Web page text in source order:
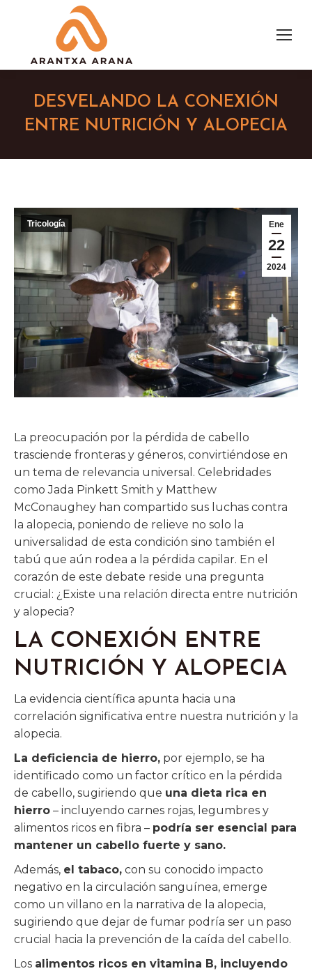
DESVELANDO LA CONEXIÓN
ENTRE NUTRICIÓN Y ALOPECIA
Ene
22
2024
Tricología
La preocupación por la pérdida de cabello
trasciende fronteras y géneros, convirtiéndose en
un tema de relevancia universal. Celebridades
como Jada Pinkett Smith y Matthew
McConaughey han compartido sus luchas contra
la alopecia, poniendo de relieve no solo la
universalidad de esta condición sino también el
tabú que aún rodea a la pérdida capilar. En el
corazón de este debate reside una pregunta
crucial: ¿Existe una relación directa entre nutrición
y alopecia?
LA CONEXIÓN ENTRE
NUTRICIÓN Y ALOPECIA
La evidencia científica apunta hacia una
correlación significativa entre nuestra nutrición y la
alopecia.
La deficiencia de hierro, por ejemplo, se ha
identificado como un factor crítico en la pérdida
de cabello, sugiriendo que una dieta rica en
hierro – incluyendo carnes rojas, legumbres y
alimentos ricos en fibra – podría ser esencial para
mantener un cabello fuerte y sano.
Además, el tabaco, con su conocido impacto
negativo en la circulación sanguínea, emerge
como un villano en la narrativa de la alopecia,
sugiriendo que dejar de fumar podría ser un paso
crucial hacia la prevención de la caída del cabello.
Los alimentos ricos en vitamina B, incluyendo